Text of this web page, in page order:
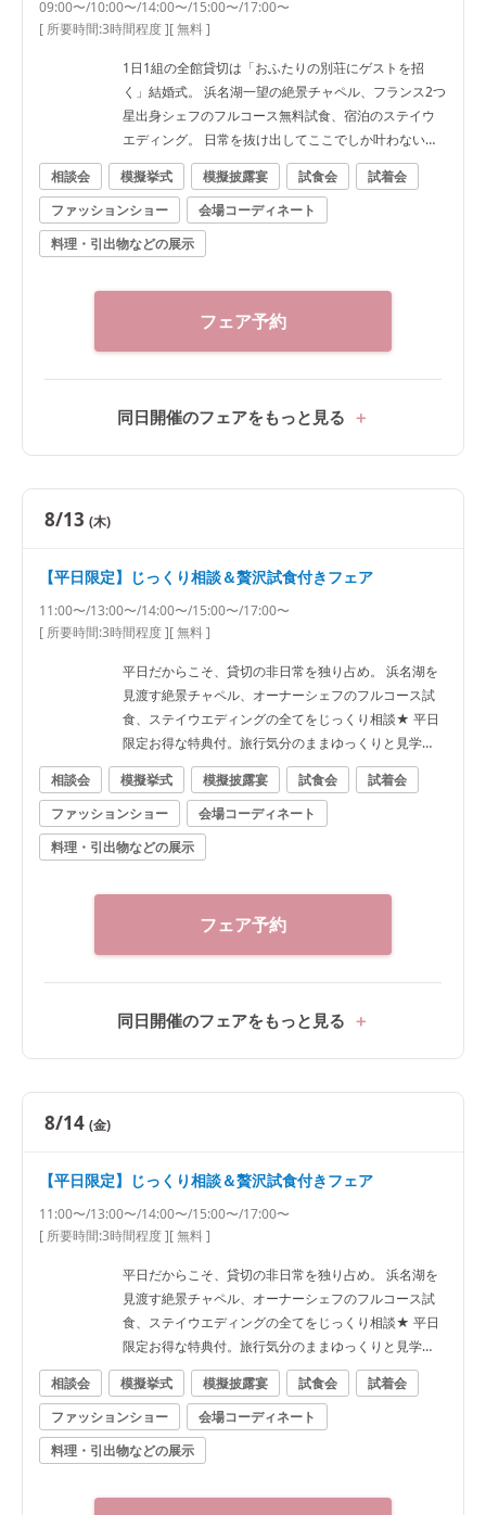
09:00〜/10:00〜/14:00〜/15:00〜/17:00〜
[ 所要時間:3時間程度][ 無料 ]
1日1組の全館貸切は「おふたりの別荘にゲストを招
く」結婚式。 浜名湖一望の絶景チャペル、フランス2つ
星出身シェフのフルコース無料試食、宿泊のステイウ
エディング。 日常を抜け出してここでしか叶わない一
日を★
相談会 模擬挙式 模擬披露宴 試食会
試着会
ファッションショー
会場コーディネート
料理・引出物などの展示
フェア予約
同日開催のフェアをもっと見る
8/13 (木)
【平日限定】じっくり相談＆贅沢試食付きフェア
11:00〜/13:00〜/14:00〜/15:00〜/17:00〜
[ 所要時間:3時間程度][ 無料 ]
平日だからこそ、貸切の非日常を独り占め。 浜名湖を
見渡す絶景チャペル、オーナーシェフのフルコース試
食、ステイウエディングの全てをじっくり相談★ 平日
限定お得な特典付。旅行気分のままゆっくりと見学
を！
相談会 模擬挙式 模擬披露宴 試食会
試着会
ファッションショー
会場コーディネート
料理・引出物などの展示
フェア予約
同日開催のフェアをもっと見る
8/14 (金)
【平日限定】じっくり相談＆贅沢試食付きフェア
11:00〜/13:00〜/14:00〜/15:00〜/17:00〜
[ 所要時間:3時間程度][ 無料 ]
平日だからこそ、貸切の非日常を独り占め。 浜名湖を
見渡す絶景チャペル、オーナーシェフのフルコース試
食、ステイウエディングの全てをじっくり相談★ 平日
限定お得な特典付。旅行気分のままゆっくりと見学
を！
相談会 模擬挙式 模擬披露宴 試食会
試着会
ファッションショー
会場コーディネート
料理・引出物などの展示